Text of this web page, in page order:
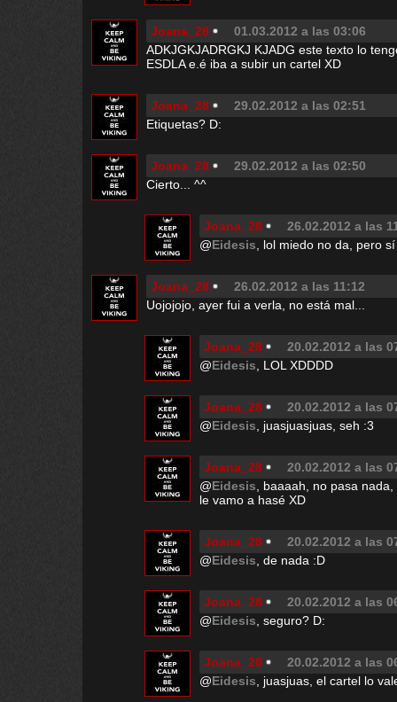
Joana_28
01.03.2012 a las 03:06
ADKJGKJADRGKJ KJADG este texto lo
ESDLA e.é iba a subir un cartel XD
Joana_28
29.02.2012 a las 02:51
Etiquetas? D:
Joana_28
29.02.2012 a las 02:50
Cierto... ^^
Joana_28
26.02.2012 a las
@Eidesis , lol miedo no da, pero
Joana_28
26.02.2012 a las 11:12
Uojojojo, ayer fui a verla, no está mal...
Joana_28
20.02.2012 a las
@Eidesis , LOL XDDDD
Joana_28
20.02.2012 a las
@Eidesis , juasjuasjuas, seh :3
Joana_28
20.02.2012 a las
@Eidesis , baaaah, no pasa
le vamo a hasé XD
Joana_28
20.02.2012 a las
@Eidesis , de nada :D
Joana_28
20.02.2012 a las
@Eidesis , seguro? D:
Joana_28
20.02.2012 a las
@Eidesis , juasjuas, el cartel lo